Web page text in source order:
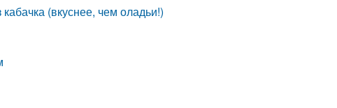
(вкуснее, чем оладьи!)